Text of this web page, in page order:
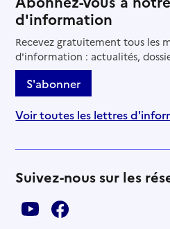
d'information
Recevez gratuitement tous les
d'information : actualités,
S'abonner
Voir toutes les lettres
Suivez-nous sur les